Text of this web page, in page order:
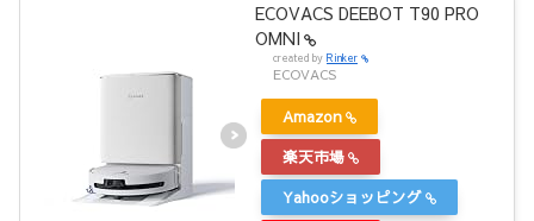
ECOVACS DEEBOT T90 PRO
OMNI
created by Rinker
ECOVACS
Amazon
楽天市場
Yahooショッピング